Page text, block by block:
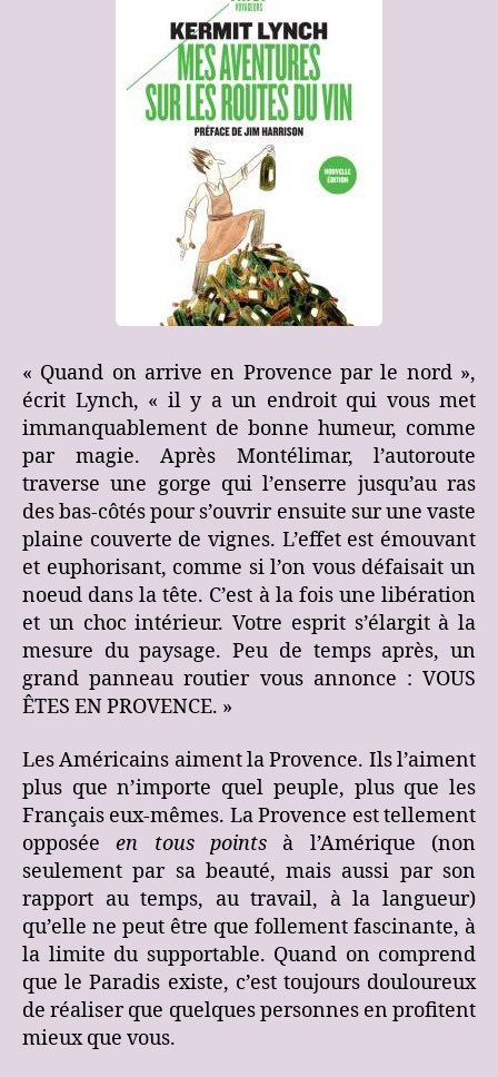
« Quand on arrive en Provence par le nord »,
écrit Lynch, « il y a un endroit qui vous met
immanquablement de bonne humeur, comme
par magie. Après Montélimar, l’autoroute
traverse une gorge qui l’enserre jusqu’au ras
des bas-côtés pour s’ouvrir ensuite sur une vaste
plaine couverte de vignes. L’effet est émouvant
et euphorisant, comme si l’on vous défaisait un
noeud dans la tête. C’est à la fois une libération
et un choc intérieur. Votre esprit s’élargit à la
mesure du paysage. Peu de temps après, un
grand panneau routier vous annonce : VOUS
ÊTES EN PROVENCE. »
Les Américains aiment la Provence. Ils l’aiment
plus que n’importe quel peuple, plus que les
Français eux-mêmes. La Provence est tellement
opposéeen tous points à l’Amérique (non
seulement par sa beauté, mais aussi par son
rapport au temps, au travail, à la langueur)
qu’elle ne peut être que follement fascinante, à
la limite du supportable. Quand on comprend
que le Paradis existe, c’est toujours douloureux
de réaliser que quelques personnes en profitent
mieux que vous.